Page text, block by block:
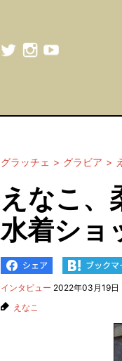
グラッチェ グラビア
えなこ、
水着ショ
インタビュー 2022年03月19日
えなこ